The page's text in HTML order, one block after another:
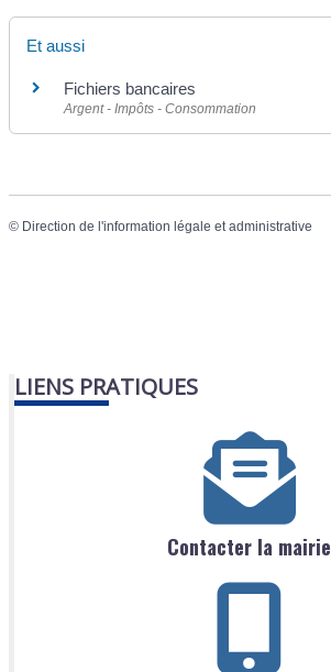
Et aussi
Fichiers bancaires
Argent - Impôts - Consommation
© Direction de l'information légale et administrative
LIENS PRATIQUES
Contacter la mairie